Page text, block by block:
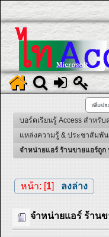
บอร์ดเรียนรู้ Access สำหรับ
แหล่งความรู้ & ประชาสัมพั
จำหน่ายแอร์ ร้านขายแอร์ถู
หน้า: [1] ลงล่าง
จำหน่ายแอร์ ร้าน